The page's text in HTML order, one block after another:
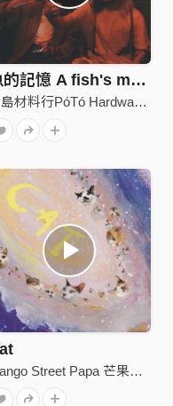
魚的記憶 A fish's murmur (Demo)
宝島材料行PóTó Hardware Store
Mango Street Papa 芒果街老爸